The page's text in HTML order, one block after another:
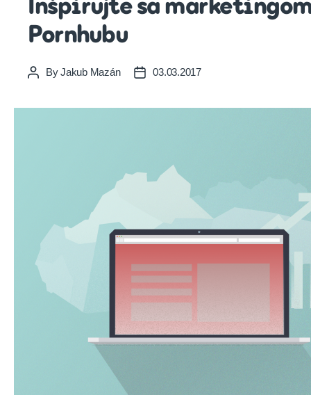
Inšpirujte sa
Pornhubu
PostByJakub Mazán
Post03.03.2017